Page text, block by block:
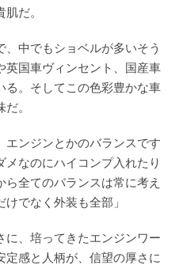
だ。
中でもショベルが多いそう
英国車ヴィンセント、国産車
る。そしてこの色彩豊かな車
。
ンジンとかのバランスです
なのにハイコンプ入れたり
全てのバランスは常に考え
でなく外装も全部」
に、培ってきたエンジンワー
定感と人柄が、信望の厚さに